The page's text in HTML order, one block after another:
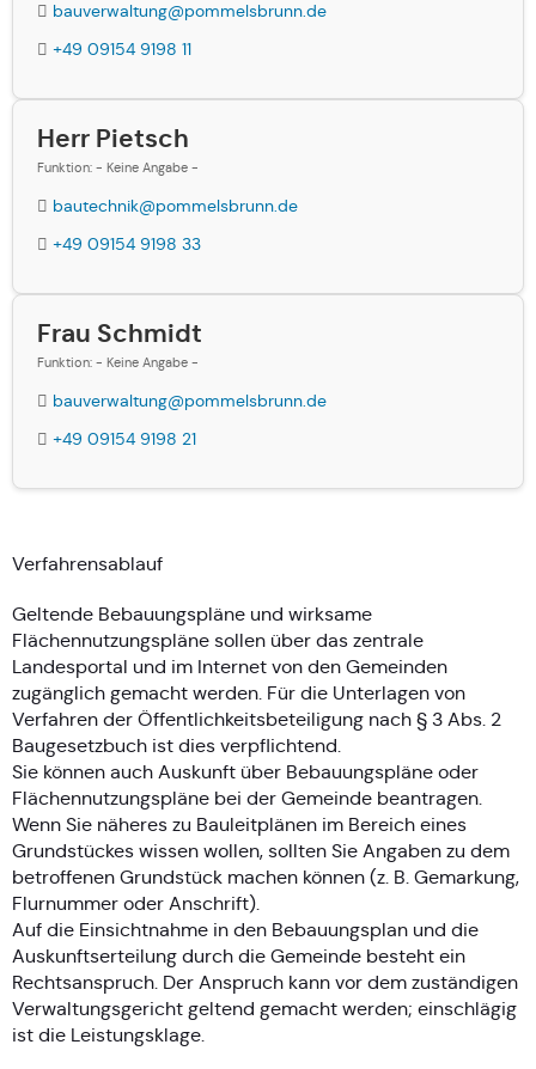
bauverwaltung@pommelsbrunn.de
+49 09154 9198 11
Herr Pietsch
Funktion: - Keine Angabe -
bautechnik@pommelsbrunn.de
+49 09154 9198 33
Frau Schmidt
Funktion: - Keine Angabe -
bauverwaltung@pommelsbrunn.de
+49 09154 9198 21
Verfahrensablauf
Geltende Bebauungspläne und wirksame
Flächennutzungspläne sollen über das zentrale
Landesportal und im Internet von den Gemeinden
zugänglich gemacht werden. Für die Unterlagen von
Verfahren der Öffentlichkeitsbeteiligung nach § 3 Abs. 2
Baugesetzbuch ist dies verpflichtend.
Sie können auch Auskunft über Bebauungspläne oder
Flächennutzungspläne bei der Gemeinde beantragen.
Wenn Sie näheres zu Bauleitplänen im Bereich eines
Grundstückes wissen wollen, sollten Sie Angaben zu dem
betroffenen Grundstück machen können (z. B. Gemarkung,
Flurnummer oder Anschrift).
Auf die Einsichtnahme in den Bebauungsplan und die
Auskunftserteilung durch die Gemeinde besteht ein
Rechtsanspruch. Der Anspruch kann vor dem zuständigen
Verwaltungsgericht geltend gemacht werden; einschlägig
ist die Leistungsklage.